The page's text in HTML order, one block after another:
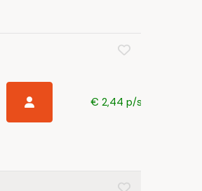
€ 2,44 p/s